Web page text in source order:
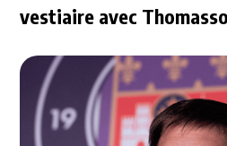
vestiaire avec